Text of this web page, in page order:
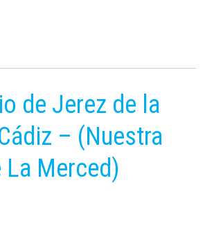
de Jerez de la
– (Nuestra
La Merced)